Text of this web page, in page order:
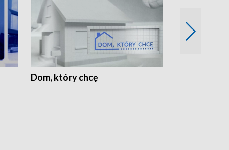
Dom, który chcę